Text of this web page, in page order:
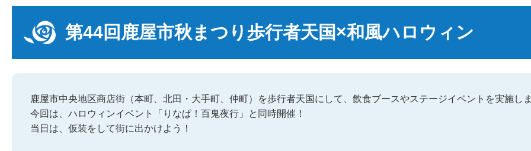
第44回鹿屋市秋まつり歩行者天国×和風ハロウィン
鹿屋市中央地区商店街（本町、北田・大手町、仲町）を歩行者天国にして、飲食ブースやステージイベントを実施し
今回は、ハロウィンイベント「りなぱ！百鬼夜行」と同時開催！
当日は、仮装をして街に出かけよう！